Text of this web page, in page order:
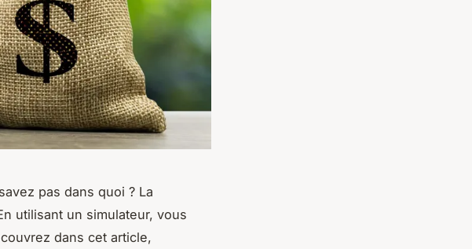
pas dans quoi ? La
utilisant un simulateur, vous
dans cet article,